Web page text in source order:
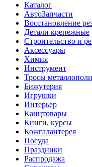
Каталог
АвтоЗапчасти
Восстановление
Детали крепежные
Строительство и
Аксессуары
Химия
Инструмент
Тросы
Бижутерия
Игрушки
Интерьер
Канцтовары
Книги, курсы
Кожгалантерея
Посуда
Праздники
Распродажа